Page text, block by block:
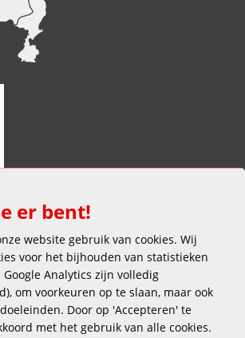
en gemakkelijk betalen
er bent!
website gebruik van cookies. Wij
voor het bijhouden van statistieken
Google Analytics zijn volledig
om voorkeuren op te slaan, maar ook
Door op 'Accepteren' te
met het gebruik van alle cookies.